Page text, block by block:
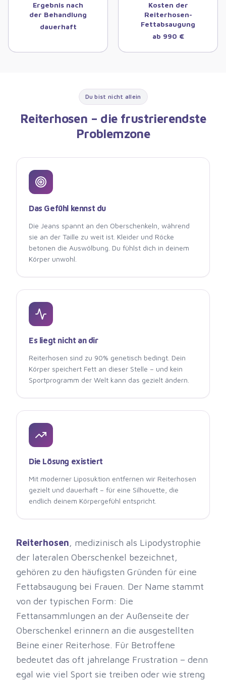
Ergebnis nach
der Behandlung
dauerhaft
Kosten der
Reiterhosen-
Fettabsaugung
ab 990 €
Du bist nicht allein
Reiterhosen – die frustrierendste
Problemzone
Das Gefühl kennst du
Die Jeans spannt an den Oberschenkeln, während
sie an der Taille zu weit ist. Kleider und Röcke
betonen die Auswölbung. Du fühlst dich in deinem
Körper unwohl.
Es liegt nicht an dir
Reiterhosen sind zu 90% genetisch bedingt. Dein
Körper speichert Fett an dieser Stelle – und kein
Sportprogramm der Welt kann das gezielt ändern.
Die Lösung existiert
Mit moderner Liposuktion entfernen wir Reiterhosen
gezielt und dauerhaft – für eine Silhouette, die
endlich deinem Körpergefühl entspricht.
Reiterhosen, medizinisch als Lipodystrophie
der lateralen Oberschenkel bezeichnet,
gehören zu den häufigsten Gründen für eine
Fettabsaugung bei Frauen. Der Name stammt
von der typischen Form: Die
Fettansammlungen an der Außenseite der
Oberschenkel erinnern an die ausgestellten
Beine einer Reiterhose. Für Betroffene
bedeutet das oft jahrelange Frustration – denn
egal wie viel Sport sie treiben oder wie streng